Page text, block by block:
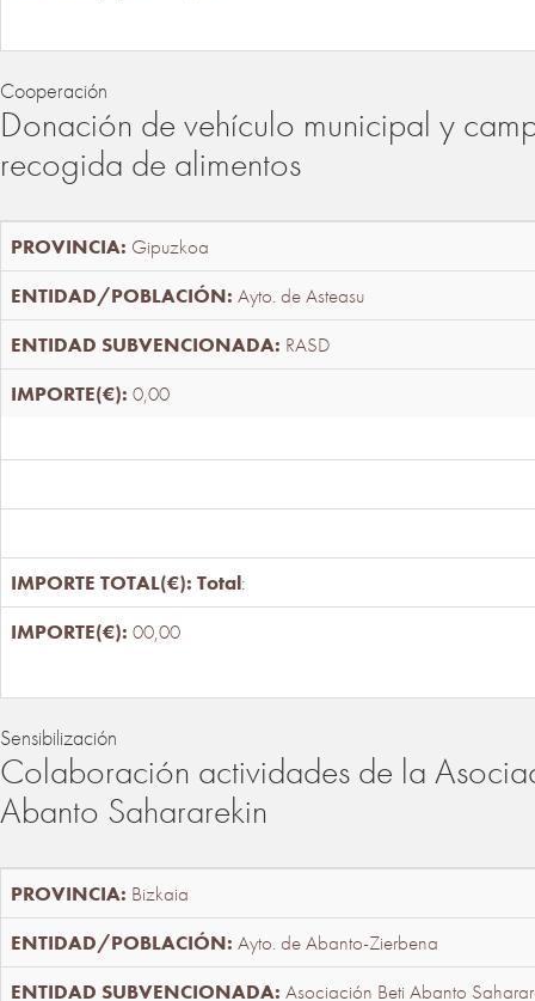
Cooperación
Donación de vehículo municipal y
recogida de alimentos
Gipuzkoa
Ayto. de Asteasu
RASD
0,00
Total:
00,00
Sensibilización
Colaboración actividades de la
Abanto Sahararekin
Bizkaia
Ayto. de Abanto-Zierbena
Asociación Beti Abanto